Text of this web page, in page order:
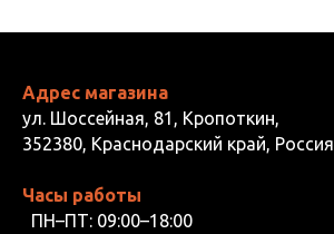
Адрес магазина
ул. Шоссейная, 81, Кропоткин,
352380, Краснодарский край, Россия
Часы работы
ПН–ПТ: 09:00–18:00